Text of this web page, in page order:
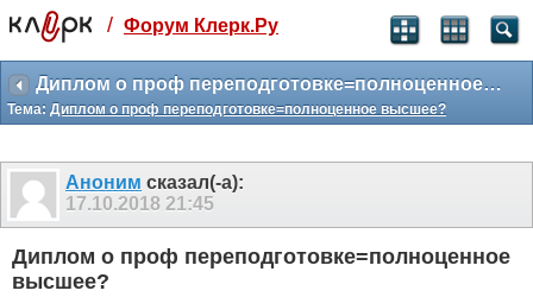
Святые угодники, Клерк без рекламы
прекрасен:)
месяц
3 месяца
259
₽
-10%
499 ₽
-15%
/ Форум Клерк.Ру
Диплом о проф переподготовке=полноценное высшее?
Тема: Диплом о проф переподготовке=полноценное высшее?
Аноним сказал(-а):
17.10.2018 21:45
Диплом о проф переподготовке=полноценное
высшее?